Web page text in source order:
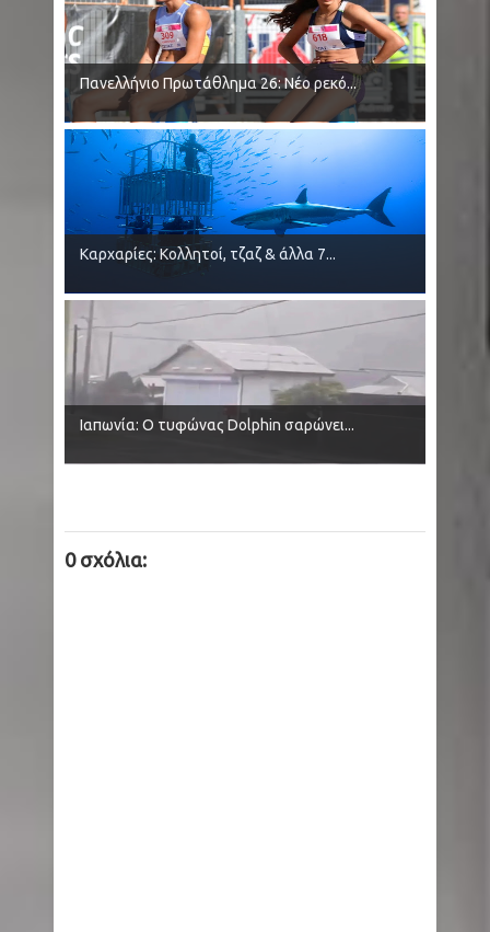
Πανελλήνιο Πρωτάθλημα 26: Νέο ρεκό...
Καρχαρίες: Κολλητοί, τζαζ & άλλα 7...
Ιαπωνία: Ο τυφώνας Dolphin σαρώνει...
0 σχόλια: